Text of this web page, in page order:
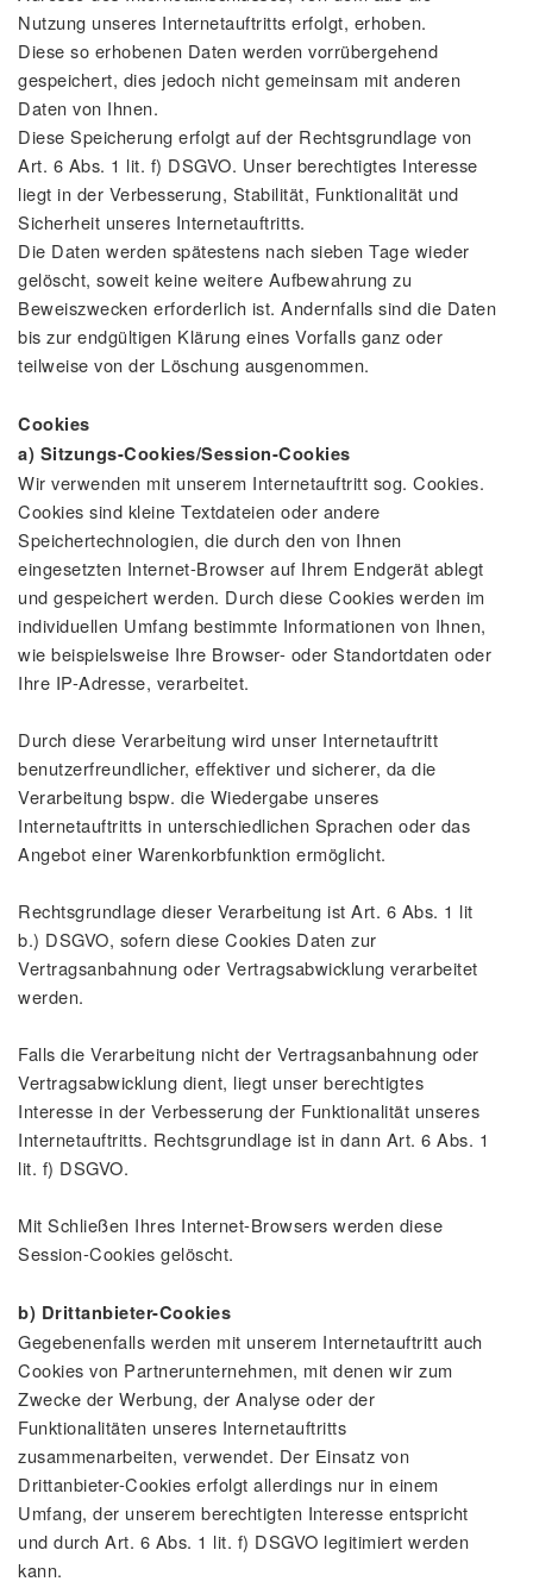
Nutzung unseres Internetauftritts erfolgt, erhoben.
Diese so erhobenen Daten werden vorrübergehend
gespeichert, dies jedoch nicht gemeinsam mit anderen
Daten von Ihnen.
Diese Speicherung erfolgt auf der Rechtsgrundlage von
Art. 6 Abs. 1 lit. f) DSGVO. Unser berechtigtes Interesse
liegt in der Verbesserung, Stabilität, Funktionalität und
Sicherheit unseres Internetauftritts.
Die Daten werden spätestens nach sieben Tage wieder
gelöscht, soweit keine weitere Aufbewahrung zu
Beweiszwecken erforderlich ist. Andernfalls sind die Daten
bis zur endgültigen Klärung eines Vorfalls ganz oder
teilweise von der Löschung ausgenommen.
Cookies
a) Sitzungs-Cookies/Session-Cookies
Wir verwenden mit unserem Internetauftritt sog. Cookies.
Cookies sind kleine Textdateien oder andere
Speichertechnologien, die durch den von Ihnen
eingesetzten Internet-Browser auf Ihrem Endgerät ablegt
und gespeichert werden. Durch diese Cookies werden im
individuellen Umfang bestimmte Informationen von Ihnen,
wie beispielsweise Ihre Browser- oder Standortdaten oder
Ihre IP-Adresse, verarbeitet.
Durch diese Verarbeitung wird unser Internetauftritt
benutzerfreundlicher, effektiver und sicherer, da die
Verarbeitung bspw. die Wiedergabe unseres
Internetauftritts in unterschiedlichen Sprachen oder das
Angebot einer Warenkorbfunktion ermöglicht.
Rechtsgrundlage dieser Verarbeitung ist Art. 6 Abs. 1 lit
b.) DSGVO, sofern diese Cookies Daten zur
Vertragsanbahnung oder Vertragsabwicklung verarbeitet
werden.
Falls die Verarbeitung nicht der Vertragsanbahnung oder
Vertragsabwicklung dient, liegt unser berechtigtes
Interesse in der Verbesserung der Funktionalität unseres
Internetauftritts. Rechtsgrundlage ist in dann Art. 6 Abs. 1
lit. f) DSGVO.
Mit Schließen Ihres Internet-Browsers werden diese
Session-Cookies gelöscht.
b) Drittanbieter-Cookies
Gegebenenfalls werden mit unserem Internetauftritt auch
Cookies von Partnerunternehmen, mit denen wir zum
Zwecke der Werbung, der Analyse oder der
Funktionalitäten unseres Internetauftritts
zusammenarbeiten, verwendet. Der Einsatz von
Drittanbieter-Cookies erfolgt allerdings nur in einem
Umfang, der unserem berechtigten Interesse entspricht
und durch Art. 6 Abs. 1 lit. f) DSGVO legitimiert werden
kann.